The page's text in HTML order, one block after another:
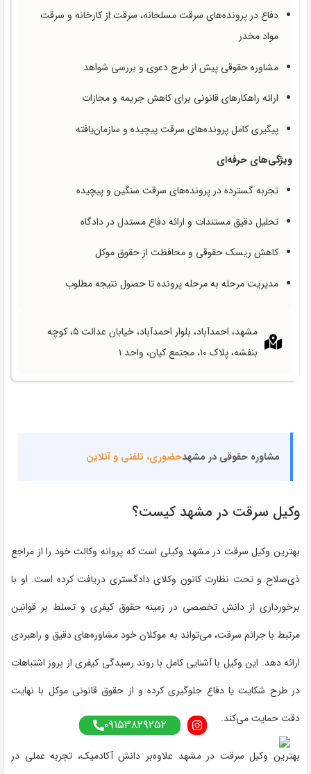
دفاع در پرونده‌های سرقت مسلحانه، سرقت از کارخانه و سرقت
مواد مخدر
مشاوره حقوقی پیش از طرح دعوی و بررسی شواهد
ارائه راهکارهای قانونی برای کاهش جریمه و مجازات
پیگیری کامل پرونده‌های سرقت پیچیده و سازمان‌یافته
ویژگی‌های حرفه‌ای
تجربه گسترده در پرونده‌های سرقت سنگین و پیچیده
تحلیل دقیق مستندات و ارائه دفاع مستدل در دادگاه
کاهش ریسک حقوقی و محافظت از حقوق موکل
مدیریت مرحله به مرحله پرونده تا حصول نتیجه مطلوب
مشهد، احمدآباد، بلوار احمدآباد، خیابان عدالت ۵، کوچه
بنفشه، پلاک ۱۰، مجتمع کیان، واحد ۱
مشاوره حقوقی در مشهدحضوری، تلفنی و آنلاین
وکیل سرقت در مشهد کیست؟
بهترین وکیل سرقت در مشهد وکیلی است که پروانه وکالت خود را از مراجع
ذی‌صلاح و تحت نظارت کانون وکلای دادگستری دریافت کرده است. او با
برخورداری از دانش تخصصی در زمینه حقوق کیفری و تسلط بر قوانین
مرتبط با جرائم سرقت، می‌تواند به موکلان خود مشاوره‌های دقیق و راهبردی
ارائه دهد. این وکیل با آشنایی کامل با روند رسیدگی کیفری از بروز اشتباهات
در طرح شکایت یا دفاع جلوگیری کرده و از حقوق قانونی موکل با نهایت
دقت حمایت می‌کند.
بهترین وکیل سرقت در مشهد علاوه‌بر دانش آکادمیک، تجربه عملی در
۰۹۱۵۳۸۲۹۲۵۲